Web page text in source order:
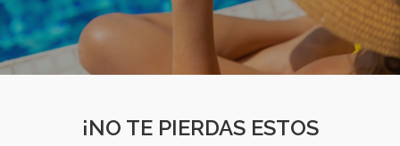
¡NO TE PIERDAS ESTOS